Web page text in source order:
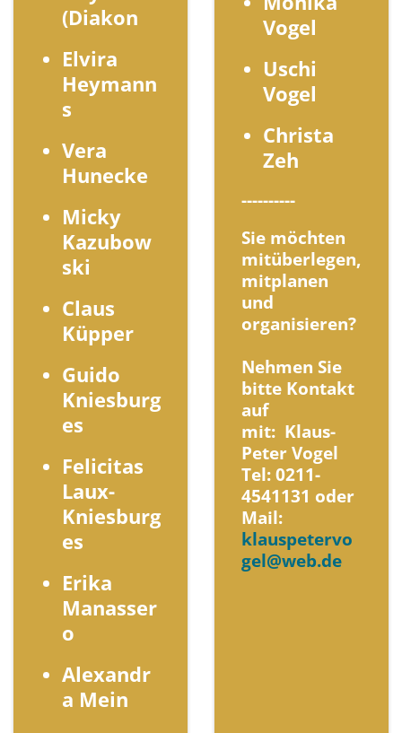
(Diakon
Elvira
Heymann
s
Vera
Hunecke
Micky
Kazubow
ski
Claus
Küpper
Guido
Kniesburg
es
Felicitas
Laux-
Kniesburg
es
Erika
Manasser
o
Alexandr
a Mein
Vogel
Uschi
Vogel
Christa
Zeh
----------
Sie möchten
mitüberlegen,
mitplanen
und
organisieren?
Nehmen Sie
bitte Kontakt
auf
mit: Klaus-
Peter Vogel
Tel: 0211-
4541131 oder
Mail:
klauspetervo
gel@web.de